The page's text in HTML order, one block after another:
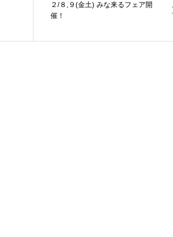
２/８,９(金土) みな来るフェア開
催！